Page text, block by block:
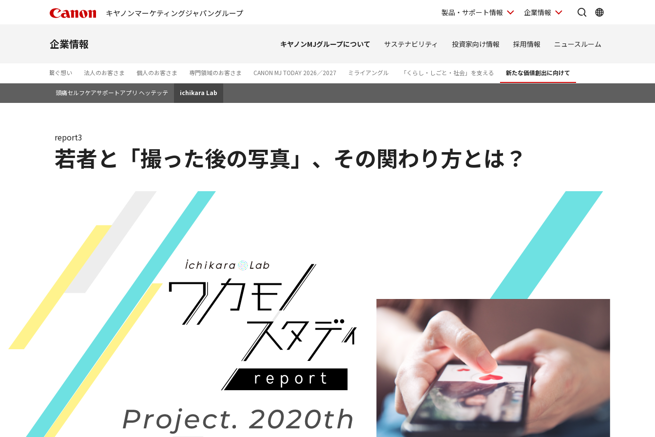
キヤノンマーケティングジャパングループ 製品・サポート情報 企業情報
企業情報 キヤノンMJグループについて サステナビリティ 投資家向け情報 採用情報 ニュースルーム
未来へ繋ぐ想い 法人のお客さま 個人のお客さま 専門領域のお客さま CANON MJ TODAY 2026／2027 ミライアングル 「くらし・しごと・社会」を支える 新たな価値創出に向けて
頭痛セルフケアサポートアプリ ヘッテッテ ichikara Lab
若者と「撮った後の写真」、その関わり方とは？
report3